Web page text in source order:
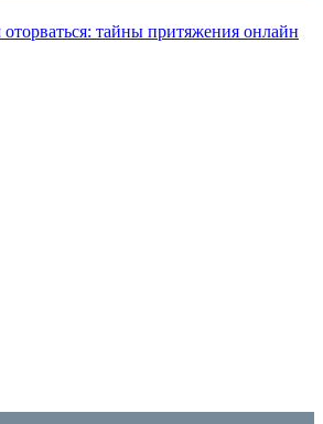
тайны притяжения онлайн